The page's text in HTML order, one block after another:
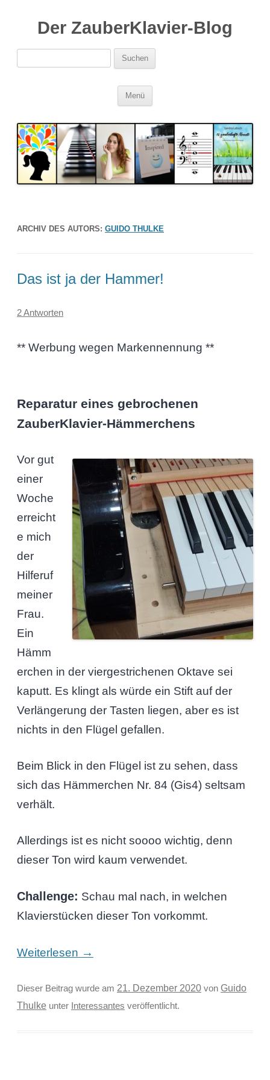
Der ZauberKlavier-Blog
Suchen
nach:
Menü
ARCHIV DES AUTORS: GUIDO THULKE
Das ist ja der Hammer!
2 Antworten
** Werbung wegen Markennennung **
Reparatur eines gebrochenen
ZauberKlavier-Hämmerchens
Vor gut
einer
Woche
erreicht
e mich
der
Hilferuf
meiner
Frau.
Ein
Hämm
erchen in der viergestrichenen Oktave sei
kaputt. Es klingt als würde ein Stift auf der
Verlängerung der Tasten liegen, aber es ist
nichts in den Flügel gefallen.
Beim Blick in den Flügel ist zu sehen, dass
sich das Hämmerchen Nr. 84 (Gis4) seltsam
verhält.
Allerdings ist es nicht soooo wichtig, denn
dieser Ton wird kaum verwendet.
Challenge: Schau mal nach, in welchen
Klavierstücken dieser Ton vorkommt.
Weiterlesen →
Dieser Beitrag wurde am 21. Dezember 2020von Guido
Thulke unter Interessantes veröffentlicht.